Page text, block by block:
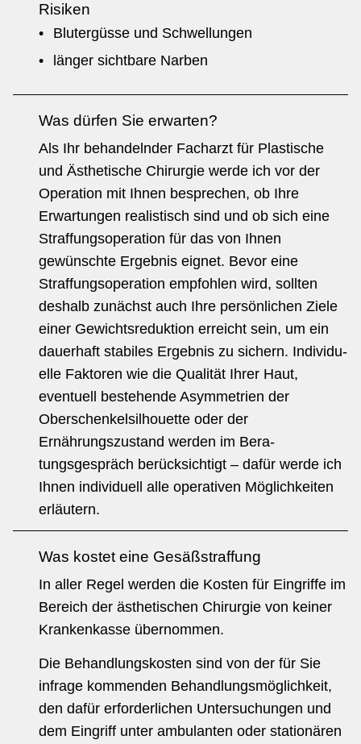
Risiken
Blutergüsse und Schwellungen
länger sichtbare Narben
Was dürfen Sie erwarten?
Als Ihr behandelnder Facharzt für Plastische
und Ästhetische Chirurgie werde ich vor der
Operation mit Ihnen besprechen, ob Ihre
Erwartungen realistisch sind und ob sich eine
Straffungsoperation für das von Ihnen
gewünschte Ergebnis eignet. Bevor eine
Straffungsoperation empfohlen wird, sollten
deshalb zunächst auch Ihre persönlichen Ziele
einer Gewichtsre­duktion erreicht sein, um ein
dauerhaft stabiles Ergebnis zu sichern. Individu­
elle Faktoren wie die Qualität Ihrer Haut,
eventuell bestehende Asymmetrien der
Oberschenkelsilhouette oder der
Ernährungszustand werden im Bera­
tungsgespräch berücksichtigt – dafür werde ich
Ihnen individuell alle operati­ven Möglichkeiten
erläutern.
Was kostet eine Gesäßstraffung
In aller Regel werden die Kosten für Eingriffe im
Bereich der ästhetischen Chi­rurgie von keiner
Krankenkasse übernommen.
Die Behandlungskosten sind von der für Sie
infrage kommenden Behand­lungsmöglichkeit,
den dafür erforderlichen Untersuchungen und
dem Eingriff unter ambulanten oder stationären